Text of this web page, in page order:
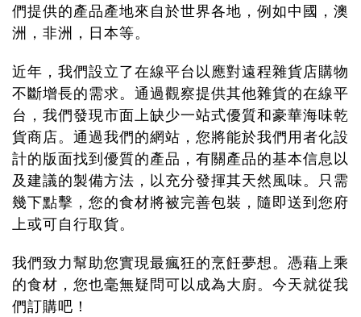
們提供的產品產地來自於世界各地，例如中國，澳
洲，非洲，日本等。
近年，我們設立了在線平台以應對遠程雜貨店購物
不斷增長的需求。通過觀察提供其他雜貨的在線平
台，我們發現市面上缺少一站式優質和豪華海味乾
貨商店。通過我們的網站，您將能於我們用者化設
計的版面找到優質的產品，有關產品的基本信息以
及建議的製備方法，以充分發揮其天然風味。只需
幾下點擊，您的食材將被完善包裝，隨即送到您府
上或可自行取貨。
我們致力幫助您實現最瘋狂的烹飪夢想。憑藉上乘
的食材，您也毫無疑問可以成為大廚。今天就從我
們訂購吧！